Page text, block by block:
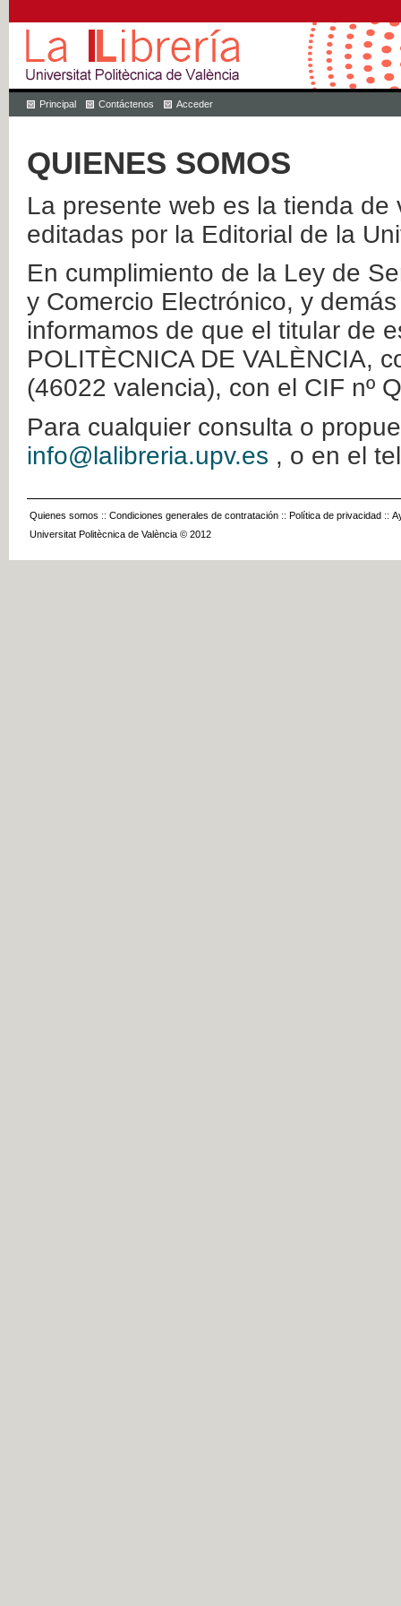
Principal Contáctenos Acceder
QUIENES SOMOS
La presente web es la tienda
editadas por la Editorial de la
En cumplimiento de la Ley de
y Comercio Electrónico, y
informamos de que el titular de
POLITÈCNICA DE VALÈNCIA,
(46022 valencia), con el CIF nº
Para cualquier consulta o
info@lalibreria.upv.es , o en el
Quienes somos :: Condiciones generales de contratación :: Política de privacidad ::
Universitat Politècnica de València © 2012